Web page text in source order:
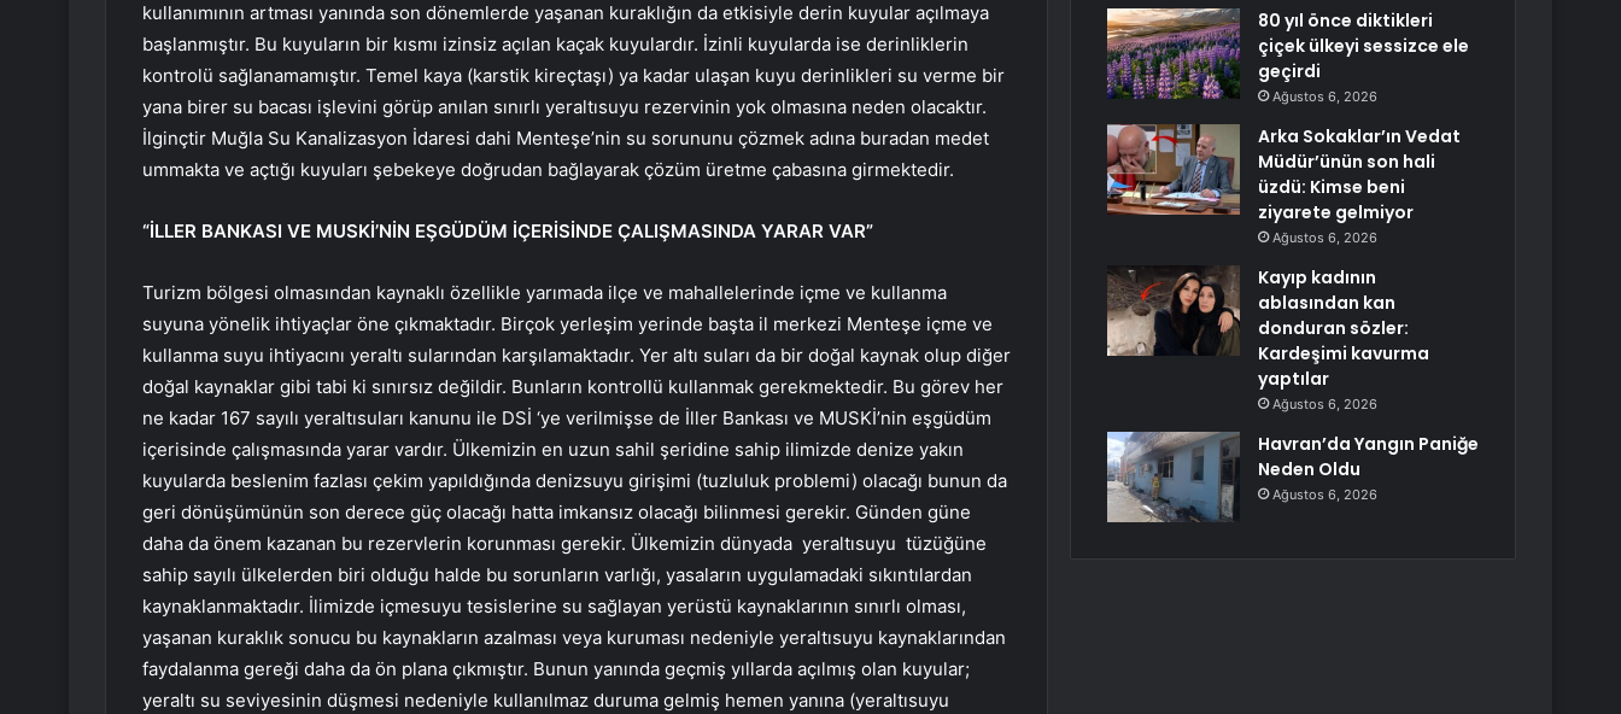
kullanımının artması yanında son dönemlerde yaşanan kuraklığın da etkisiyle derin kuyular açılmaya
başlanmıştır. Bu kuyuların bir kısmı izinsiz açılan kaçak kuyulardır. İzinli kuyularda ise derinliklerin
kontrolü sağlanamamıştır. Temel kaya (karstik kireçtaşı) ya kadar ulaşan kuyu derinlikleri su verme bir
yana birer su bacası işlevini görüp anılan sınırlı yeraltısuyu rezervinin yok olmasına neden olacaktır.
İlginçtir Muğla Su Kanalizasyon İdaresi dahi Menteşe’nin su sorununu çözmek adına buradan medet
ummakta ve açtığı kuyuları şebekeye doğrudan bağlayarak çözüm üretme çabasına girmektedir.
“İLLER BANKASI VE MUSKİ’NİN EŞGÜDÜM İÇERİSİNDE ÇALIŞMASINDA YARAR VAR”
Turizm bölgesi olmasından kaynaklı özellikle yarımada ilçe ve mahallelerinde içme ve kullanma
suyuna yönelik ihtiyaçlar öne çıkmaktadır. Birçok yerleşim yerinde başta il merkezi Menteşe içme ve
kullanma suyu ihtiyacını yeraltı sularından karşılamaktadır. Yer altı suları da bir doğal kaynak olup diğer
doğal kaynaklar gibi tabi ki sınırsız değildir. Bunların kontrollü kullanmak gerekmektedir. Bu görev her
ne kadar 167 sayılı yeraltısuları kanunu ile DSİ ‘ye verilmişse de İller Bankası ve MUSKİ’nin eşgüdüm
içerisinde çalışmasında yarar vardır. Ülkemizin en uzun sahil şeridine sahip ilimizde denize yakın
kuyularda beslenim fazlası çekim yapıldığında denizsuyu girişimi (tuzluluk problemi) olacağı bunun da
geri dönüşümünün son derece güç olacağı hatta imkansız olacağı bilinmesi gerekir. Günden güne
daha da önem kazanan bu rezervlerin korunması gerekir. Ülkemizin dünyada yeraltısuyu tüzüğüne
sahip sayılı ülkelerden biri olduğu halde bu sorunların varlığı, yasaların uygulamadaki sıkıntılardan
kaynaklanmaktadır. İlimizde içmesuyu tesislerine su sağlayan yerüstü kaynaklarının sınırlı olması,
yaşanan kuraklık sonucu bu kaynakların azalması veya kuruması nedeniyle yeraltısuyu kaynaklarından
faydalanma gereği daha da ön plana çıkmıştır. Bunun yanında geçmiş yıllarda açılmış olan kuyular;
yeraltı su seviyesinin düşmesi nedeniyle kullanılmaz duruma gelmiş hemen yanına (yeraltısuyu
80 yıl önce diktikleri
çiçek ülkeyi sessizce ele
geçirdi
Ağustos 6, 2026
Arka Sokaklar’ın Vedat
Müdür’ünün son hali
üzdü: Kimse beni
ziyarete gelmiyor
Ağustos 6, 2026
Kayıp kadının
ablasından kan
donduran sözler:
Kardeşimi kavurma
yaptılar
Ağustos 6, 2026
Havran’da Yangın Paniğe
Neden Oldu
Ağustos 6, 2026